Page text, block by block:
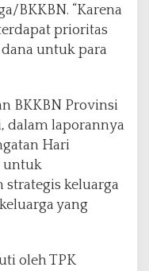
BKKBN. “Karena
prioritas
untuk para
BKKBN Provinsi
dalam laporannya
Hari
untuk
keluarga
yang
oleh TPK